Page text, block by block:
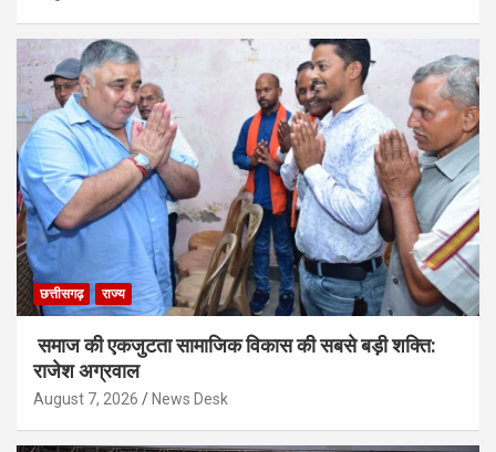
छत्तीसगढ़ राज्य
समाज की एकजुटता सामाजिक विकास की सबसे बड़ी शक्ति:
राजेश अग्रवाल
August 7, 2026 News Desk